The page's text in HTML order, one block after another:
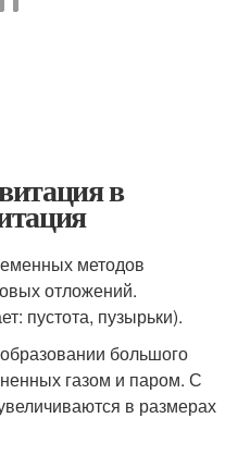
в
методов
отложений.
пустота, пузырьки).
большого
газом и паром. С
в размерах